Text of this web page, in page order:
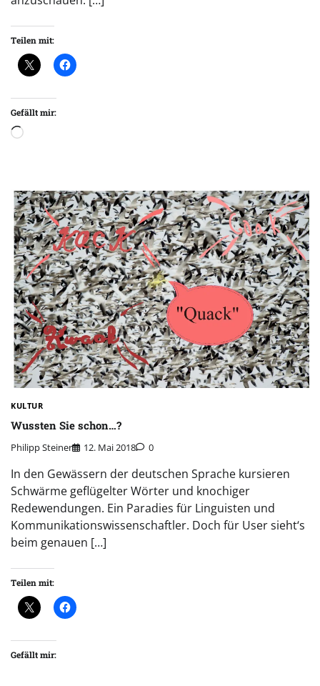
Teilen mit:
Gefällt mir:
Wird
KULTUR
Wussten Sie schon…?
Philipp Steiner 12. Mai 2018 0
In den Gewässern der deutschen Sprache kursieren
Schwärme geflügelter Wörter und knochiger
Redewendungen. Ein Paradies für Linguisten und
Kommunikationswissenschaftler. Doch für User sieht‘s
beim genauen […]
Teilen mit:
Gefällt mir: